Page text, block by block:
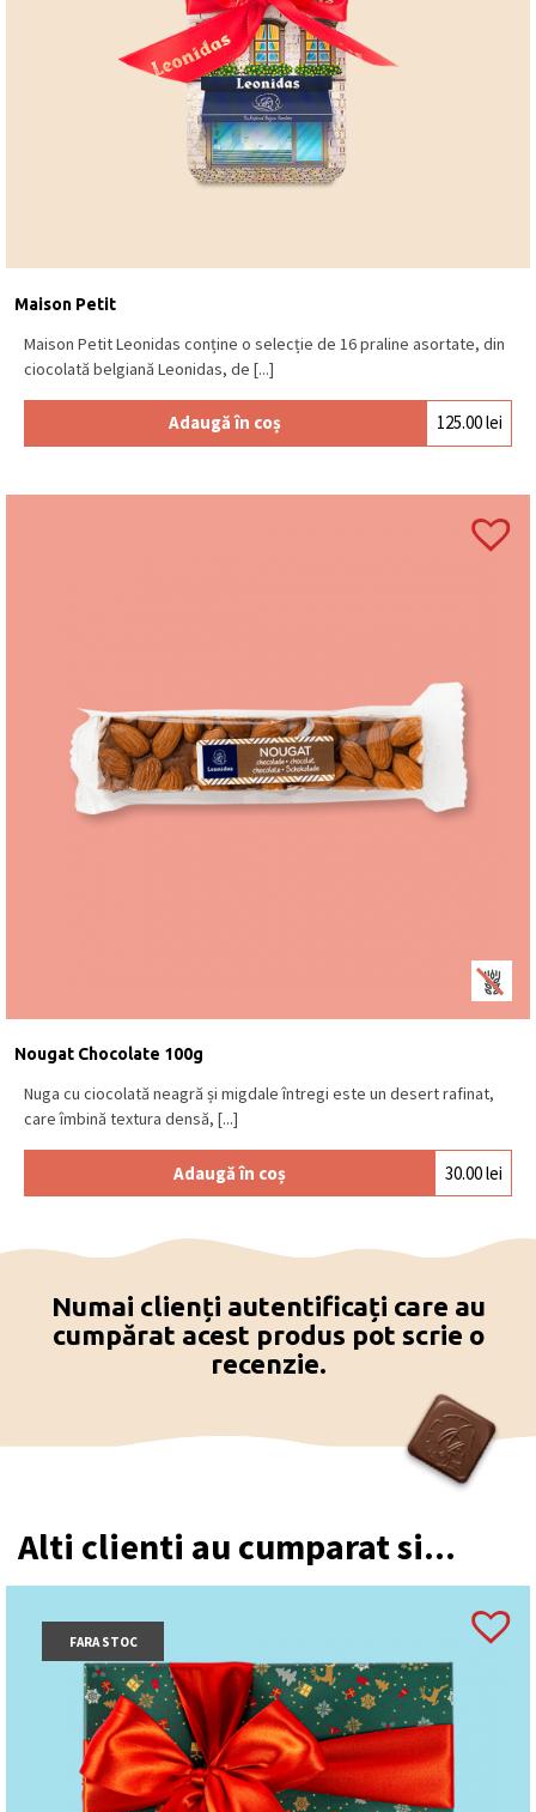
Maison Petit
Maison Petit Leonidas conține o selecție de 16 praline asortate, din
ciocolată belgiană Leonidas, de [...]
Adaugă în coș 125.00lei
Nougat Chocolate 100g
Nuga cu ciocolată neagră și migdale întregi este un desert rafinat,
care îmbină textura densă, [...]
Adaugă în coș 30.00lei
Numai clienți autentificați care au
cumpărat acest produs pot scrie o
recenzie.
Alti clienti au cumparat si...
FARA STOC